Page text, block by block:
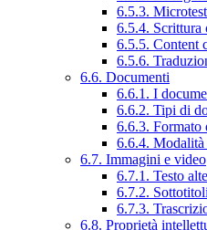
6.5.3.
6.5.4. Scrittura
6.5.5. Content
6.5.6.
6.6. Documenti
6.6.1. I
6.6.2. Tipi di
6.6.3. Formato
6.6.4.
6.7. Immagini e video
6.7.1. Testo
6.7.2.
6.7.3.
6.8. Proprietà